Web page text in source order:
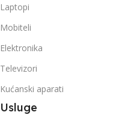
Laptopi
Mobiteli
Elektronika
Televizori
Kućanski aparati
Usluge